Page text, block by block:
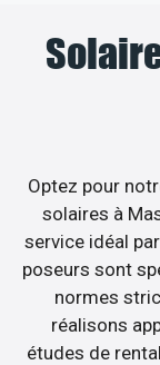
Optez pour
solaires à
service idéal
poseurs sont
normes
réalisons
études de